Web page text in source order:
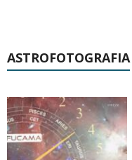
ASTROFOTOGRAFIA